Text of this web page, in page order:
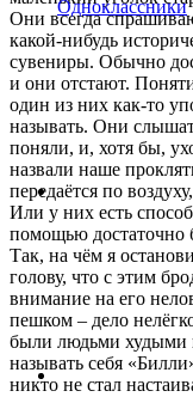
Они всегда
какой-нибудь
сувениры. Обычно
и они отстают.
один из них как-то
называть. Они
поняли, и, хотя бы,
назвали наше
передаётся по
Или у них есть способ
помощью достаточно
Так, на чём я
голову, что с этим
внимание на его
пешком – дело
были людьми худыми
называть себя
никто не стал
Одноклассники